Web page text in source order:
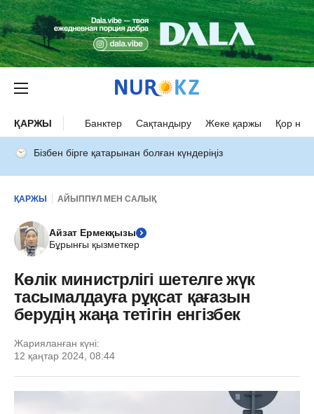
ҚАРЖЫ Банктер Сақтандыру Жеке қаржы Қор
Бізбен бірге қатарынан болған күндеріңіз
ҚАРЖЫ АЙЫППҰЛ МЕН САЛЫҚ
Айзат Ермекқызы
Бұрынғы қызметкер
Көлік министрлігі шетелге жүк
тасымалдауға рұқсат қағазын
берудің жаңа тетігін енгізбек
Жарияланған күні:
12 қаңтар 2024, 08:44